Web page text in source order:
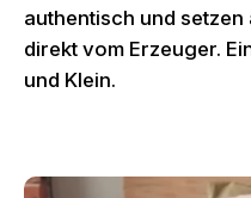
authentisch und
direkt vom Erzeuger.
und Klein.